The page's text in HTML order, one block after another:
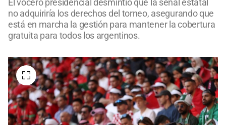
El vocero presidencial desmintió que la señal estatal
no adquiriría los derechos del torneo, asegurando que
está en marcha la gestión para mantener la cobertura
gratuita para todos los argentinos.